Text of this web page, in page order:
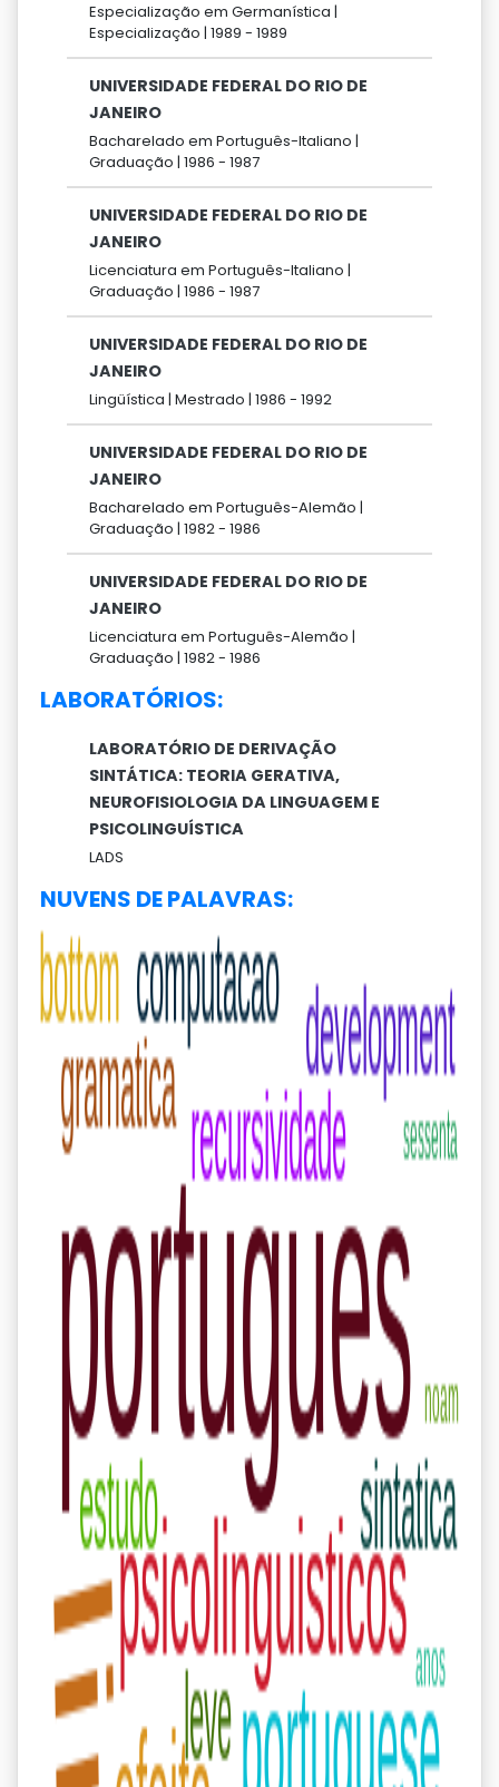
Especialização em Germanística |
Especialização | 1989 - 1989
UNIVERSIDADE FEDERAL DO RIO DE
JANEIRO
Bacharelado em Português-Italiano |
Graduação | 1986 - 1987
UNIVERSIDADE FEDERAL DO RIO DE
JANEIRO
Licenciatura em Português-Italiano |
Graduação | 1986 - 1987
UNIVERSIDADE FEDERAL DO RIO DE
JANEIRO
Lingüística | Mestrado | 1986 - 1992
UNIVERSIDADE FEDERAL DO RIO DE
JANEIRO
Bacharelado em Português-Alemão |
Graduação | 1982 - 1986
UNIVERSIDADE FEDERAL DO RIO DE
JANEIRO
Licenciatura em Português-Alemão |
Graduação | 1982 - 1986
LABORATÓRIOS:
LABORATÓRIO DE DERIVAÇÃO
SINTÁTICA: TEORIA GERATIVA,
NEUROFISIOLOGIA DA LINGUAGEM E
PSICOLINGUÍSTICA
LADS
NUVENS DE PALAVRAS: